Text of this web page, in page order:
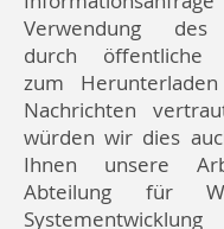
Verwendung des
durch öffentliche
zum
Nachrichten
würden wir dies
Ihnen unsere
Abteilung für